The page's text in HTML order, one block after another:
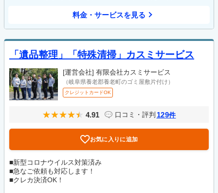
料金・サービスを見る
「遺品整理」「特殊清掃」カスミサービス
[運営会社] 有限会社カスミサービス
（岐阜県養老郡養老町のゴミ屋敷片付け）
クレジットカードOK
4.91 口コミ・評判 129件
お気に入りに追加
■新型コロナウイルス対策済み
■急なご依頼も対応します！
■クレカ決済OK！